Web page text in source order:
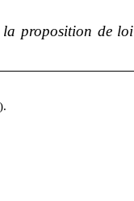
la proposition de